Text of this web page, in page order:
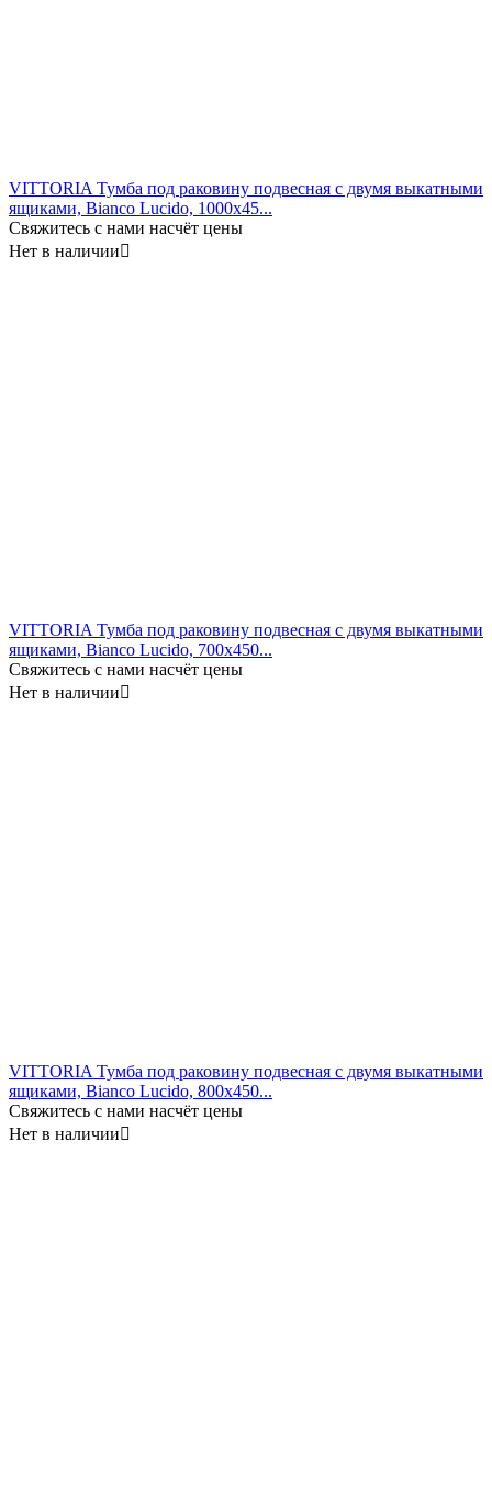
VITTORIA Тумба под раковину подвесная с двумя выкатными
ящиками, Bianco Lucido, 1000x45...
Свяжитесь с нами насчёт цены
Нет в наличии
VITTORIA Тумба под раковину подвесная с двумя выкатными
ящиками, Bianco Lucido, 700x450...
Свяжитесь с нами насчёт цены
Нет в наличии
VITTORIA Тумба под раковину подвесная с двумя выкатными
ящиками, Bianco Lucido, 800x450...
Свяжитесь с нами насчёт цены
Нет в наличии